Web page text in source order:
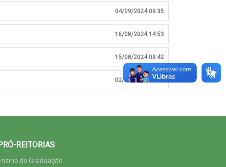
04/09/2024 09:35
16/08/2024 14:53
15/08/2024 09:42
02/08/2024 16:39
REITORIAS
de Graduação